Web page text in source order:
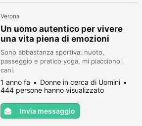
Verona
Un uomo autentico per vivere
una vita piena di emozioni
Sono abbastanza sportiva: nuoto,
passeggio e pratico yoga, mi piacciono i
cani.
1 anno fa
Donne in cerca di Uomini
444 persone hanno visualizzato
Invia messaggio